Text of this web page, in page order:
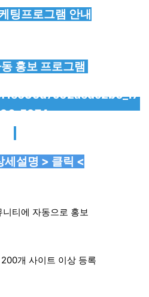
팅프로그램 안내
홍보 프로그램
세설명 > 클릭 <
티에 자동으로 홍보
개 사이트 이상 등록